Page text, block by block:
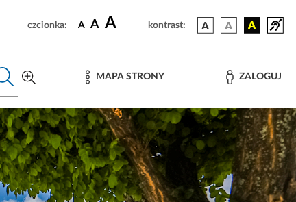
czcionka: A A A kontrast:
MAPA STRONY ZALOGUJ